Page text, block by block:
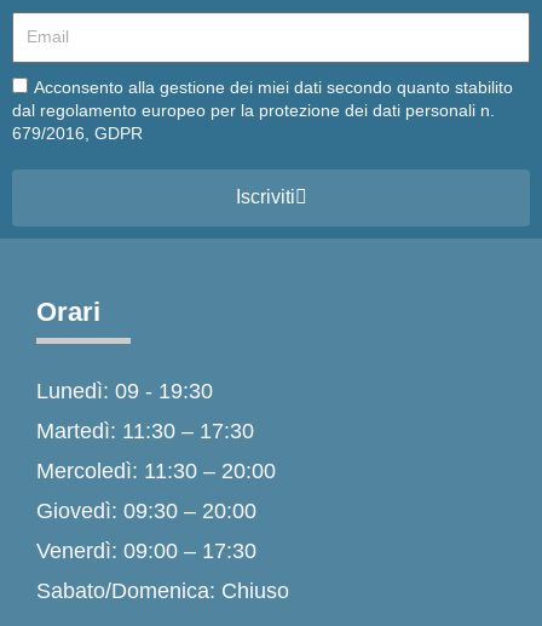
Email
Email
Acconsento alla gestione dei miei dati secondo quanto stabilito
dal regolamento europeo per la protezione dei dati personali n.
679/2016, GDPR
Iscriviti
Orari
Lunedì: 09 - 19:30
Martedì: 11:30 – 17:30
Mercoledì: 11:30 – 20:00
Giovedì: 09:30 – 20:00
Venerdì: 09:00 – 17:30
Sabato/Domenica: Chiuso